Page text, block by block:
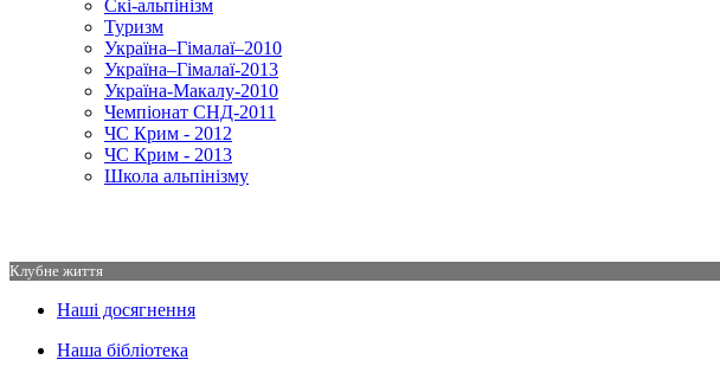
Скі-альпінізм
Туризм
Україна–Гімалаї–2010
Україна–Гімалаї-2013
Україна-Макалу-2010
Чемпіонат СНД-2011
ЧС Крим - 2012
ЧС Крим - 2013
Школа альпінізму
Клубне життя
Наші досягнення
Наша бібліотека